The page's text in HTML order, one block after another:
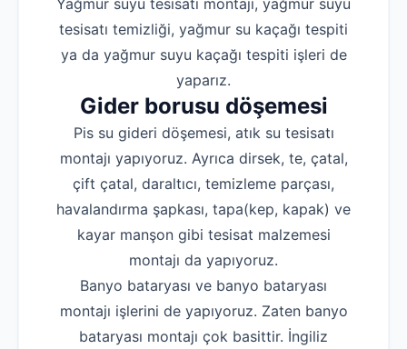
Yağmur suyu tesisatı montajı, yağmur suyu
tesisatı temizliği, yağmur su kaçağı tespiti
ya da yağmur suyu kaçağı tespiti işleri de
yaparız.
Gider borusu döşemesi
Pis su gideri döşemesi, atık su tesisatı
montajı yapıyoruz. Ayrıca dirsek, te, çatal,
çift çatal, daraltıcı, temizleme parçası,
havalandırma şapkası, tapa(kep, kapak) ve
kayar manşon gibi tesisat malzemesi
montajı da yapıyoruz.
Banyo bataryası ve banyo bataryası
montajı işlerini de yapıyoruz. Zaten banyo
bataryası montajı çok basittir. İngiliz